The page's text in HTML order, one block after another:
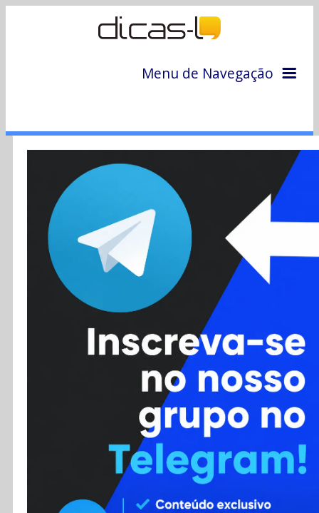
Menu de Navegação
Colunas
Colaboradores
Cursos
Enviar Dica